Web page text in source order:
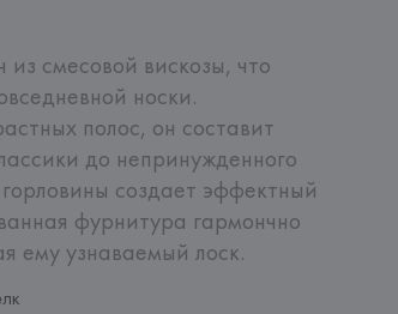
из смесовой вискозы, что
носки.
полос, он составит
до непринужденного
создает эффектный
фурнитура гармончно
ему узнаваемый лоск.